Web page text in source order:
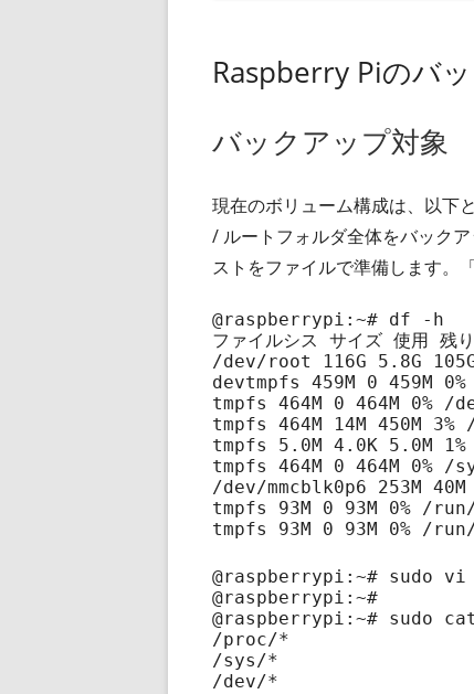
Raspberry Piのバッ
バックアップ対象
現在のボリューム構成は、以下
/ ルートフォルダ全体をバック
ストをファイルで準備します。
@raspberrypi:~# df -h
ファイルシス サイズ 使用 残
/dev/root 116G 5.8G
devtmpfs 459M 0 459M
tmpfs 464M 0 464M 0% /
tmpfs 464M 14M 450M 3%
tmpfs 5.0M 4.0K 5.0M
tmpfs 464M 0 464M 0% /
/dev/mmcblk0p6 253M
tmpfs 93M 0 93M 0% /
@raspberrypi:~# sudo
@raspberrypi:~#
@raspberrypi:~# sudo
/proc/*
/sys/*
/dev/*